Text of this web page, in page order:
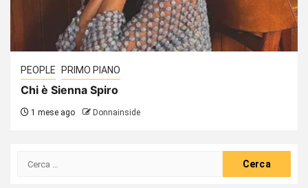
PEOPLE PRIMO PIANO
Chi è Sienna Spiro
1 mese ago Donnainside
Ricerca